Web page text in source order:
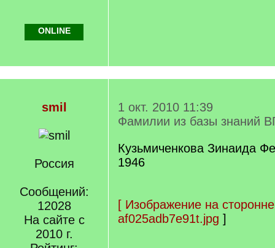
ONLINE
smil
Россия
Сообщений:
12028
На сайте с
2010 г.
1 окт. 2010 11:39
Фамилии из базы знаний
Кузьмиченкова Зинаида
1946
[ Изображение на
af025adb7e91t.jpg ]